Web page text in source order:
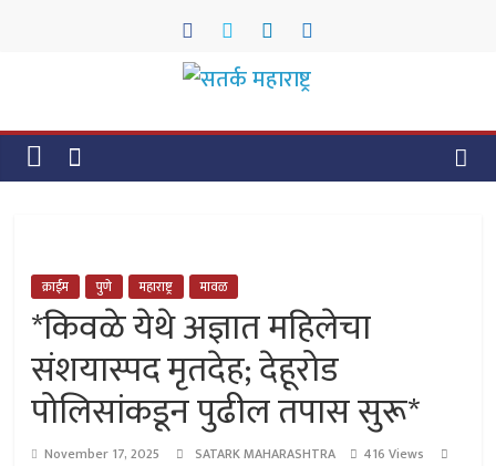
सतर्क
महाराष्ट्र
क्राईम पुणे महाराष्ट्र मावळ
*किवळे येथे अज्ञात महिलेचा
संशयास्पद मृतदेह; देहूरोड
पोलिसांकडून पुढील तपास सुरू*
November 17, 2025 SATARK MAHARASHTRA
416 Views